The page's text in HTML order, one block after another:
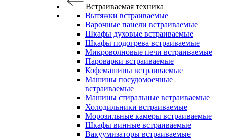
Встраиваемая техника
Вытяжки встраиваемые
Варочные панели встраиваемые
Шкафы духовые встраиваемые
Шкафы подогрева встраиваемые
Микроволновые печи встраиваемые
Пароварки встраиваемые
Кофемашины встраиваемые
Машины посудомоечные
встраиваемые
Машины стиральные встраиваемые
Холодильники встраиваемые
Морозильные камеры встраиваемые
Шкафы винные встраиваемые
Вакуумизаторы встраиваемые